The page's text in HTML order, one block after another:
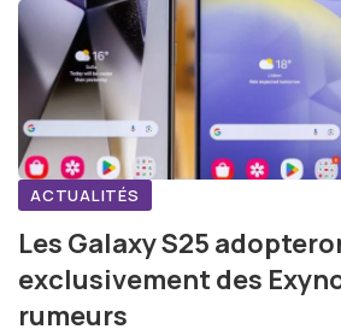
ACTUALITÉS
Les Galaxy S25
exclusivement des
rumeurs